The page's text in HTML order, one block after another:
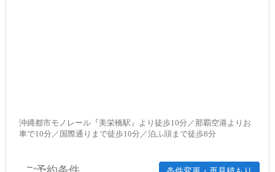
沖縄都市モノレール『美栄橋駅』より徒歩10分／那覇空港よりお
車で10分／国際通りまで徒歩10分／泊ふ頭まで徒歩8分